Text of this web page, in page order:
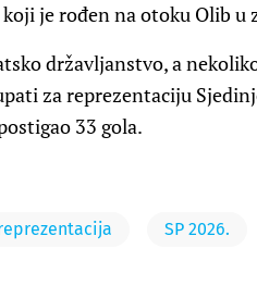
je rođen na otoku Olib u
državljanstvo, a
za reprezentaciju
33 gola.
SP 2026.